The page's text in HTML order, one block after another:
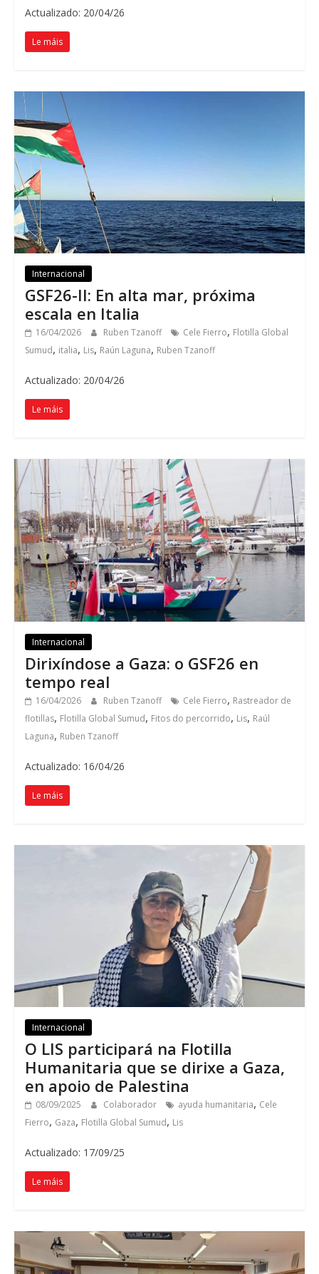
Actualizado: 20/04/26
Le máis
Internacional
GSF26-II: En alta mar, próxima
escala en Italia
16/04/2026 Ruben Tzanoff Cele Fierro, Flotilla Global
Sumud, italia, Lis, Raún Laguna, Ruben Tzanoff
Actualizado: 20/04/26
Le máis
Internacional
Dirixíndose a Gaza: o GSF26 en
tempo real
16/04/2026 Ruben Tzanoff Cele Fierro, Rastreador de
flotillas, Flotilla Global Sumud, Fitos do percorrido, Lis, Raúl
Laguna, Ruben Tzanoff
Actualizado: 16/04/26
Le máis
Internacional
O LIS participará na Flotilla
Humanitaria que se dirixe a Gaza,
en apoio de Palestina
08/09/2025 Colaborador ayuda humanitaria, Cele
Fierro, Gaza, Flotilla Global Sumud, Lis
Actualizado: 17/09/25
Le máis